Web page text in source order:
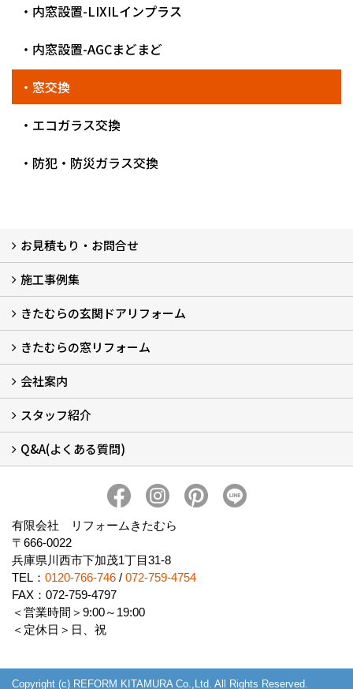
・内窓設置-LIXILインプラス
・内窓設置-AGCまどまど
・窓交換
・エコガラス交換
・防犯・防災ガラス交換
お見積もり・お問合せ
LINEで概算見積もり
チャットで質問
問い合わせフォームから
オンライン相談
電話で相談
無料現地調査をご希望の方
施工事例集
玄関ドアリフォーム
玄関引戸リフォーム
勝手口ドアリフォーム
窓リフォーム
きたむらの玄関ドアリフォーム
玄関ドアリフォームについて
リシェントについて (23)
・玄関ドアバリエーション (52)
・玄関引戸バリエーション (44)
・勝手口ドアバリエーション (11)
安心の自社施工
無料点検
保証について
価格について
概算見積について (2)
きたむらの窓リフォーム
窓リフォームについて (5)
・内窓設置-LIXILインプラス
・内窓設置-AGCまどまど
・窓交換
・エコガラス交換
・防犯・防災ガラス交換
会社案内
会社概要 (2)
ブログ
アクセス
施工エリア
施工までの流れ
SNSインフォメーション
チャット機能
オンライン打合わせ
補助金について (2)
スタッフ紹介
スタッフ紹介
Q&A(よくある質問)
有限会社 リフォームきたむら
〒666-0022
兵庫県川西市下加茂1丁目31-8
TEL： 0120-766-746 / 072-759-4754
FAX：072-759-4797
＜営業時間＞9:00～19:00
＜定休日＞日、祝
Copyright (c) REFORM KITAMURA Co.,Ltd. All Rights Reserved.